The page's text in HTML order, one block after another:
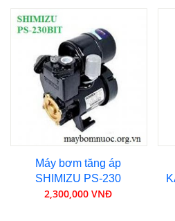
Máy bơm tăng áp
SHIMIZU PS-230
2,300,000 VNĐ